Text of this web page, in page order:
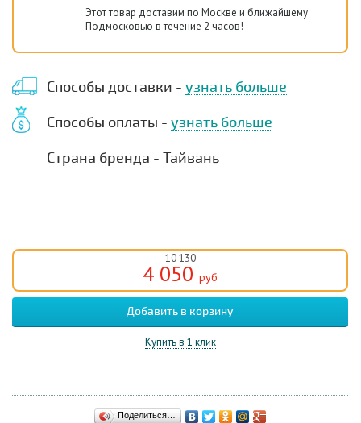
Этот товар доставим по Москве и ближайшему
Подмосковью в течение 2 часов!
Способы доставки - узнать больше
Способы оплаты - узнать больше
Страна бренда - Тайвань
10 130
4 050 руб
Купить в 1 клик
Поделиться…